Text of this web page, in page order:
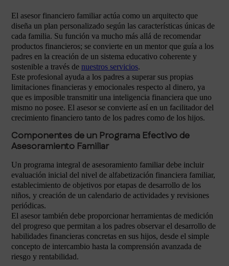
El asesor financiero familiar actúa como un arquitecto que
diseña un plan personalizado según las características únicas de
cada familia. Su función va mucho más allá de recomendar
productos financieros; se convierte en un mentor que guía a los
padres en la creación de un sistema educativo coherente y
sostenible a través de nuestros servicios.
Este profesional ayuda a los padres a superar sus propias
limitaciones financieras y emocionales respecto al dinero, ya
que es imposible transmitir una inteligencia financiera que uno
mismo no posee. El asesor se convierte así en un facilitador del
crecimiento financiero tanto de los padres como de los hijos.
Componentes de un Programa Efectivo de
Asesoramiento Familiar
Un programa integral de asesoramiento familiar debe incluir
evaluación inicial del nivel de alfabetización financiera familiar,
establecimiento de objetivos por etapas de desarrollo de los
niños, y creación de un calendario de actividades y revisiones
periódicas.
El asesor también debe proporcionar herramientas de medición
del progreso que permitan a los padres observar el desarrollo de
habilidades financieras concretas en sus hijos, desde el simple
concepto de intercambio hasta la comprensión avanzada de
riesgo y rentabilidad.